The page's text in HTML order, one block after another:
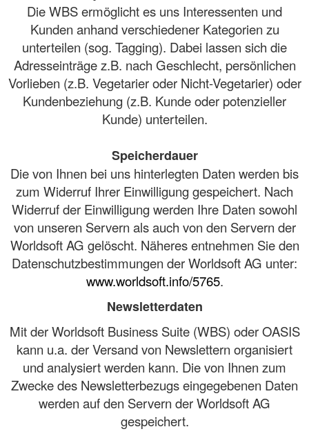
Die WBS ermöglicht es uns Interessenten und
Kunden anhand verschiedener Kategorien zu
unterteilen (sog. Tagging). Dabei lassen sich die
Adresseinträge z.B. nach Geschlecht, persönlichen
Vorlieben (z.B. Vegetarier oder Nicht-Vegetarier) oder
Kundenbeziehung (z.B. Kunde oder potenzieller
Kunde) unterteilen.
Speicherdauer
Die von Ihnen bei uns hinterlegten Daten werden bis
zum Widerruf Ihrer Einwilligung gespeichert. Nach
Widerruf der Einwilligung werden Ihre Daten sowohl
von unseren Servern als auch von den Servern der
Worldsoft AG gelöscht. Näheres entnehmen Sie den
Datenschutzbestimmungen der Worldsoft AG unter:
www.worldsoft.info/5765.
Newsletterdaten
Mit der Worldsoft Business Suite (WBS) oder OASIS
kann u.a. der Versand von Newslettern organisiert
und analysiert werden kann. Die von Ihnen zum
Zwecke des Newsletterbezugs eingegebenen Daten
werden auf den Servern der Worldsoft AG
gespeichert.